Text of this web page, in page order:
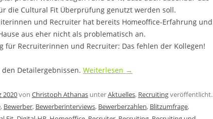
die Cultural Fit Überprüfung genutzt werden soll.
und Recruiter hat bereits Homeoffice-Erfahrung und
aus eher nicht als problematisch an.
für Recruiterinnen und Recruiter: Das fehlen der Kollegen!
Detailergebnissen. Weiterlesen →
2020von Christoph Athanas unterAktuelles, Recruitingveröffentlicht.
, Bewerber, Bewerberinterviews, Bewerberzahlen, Blitzumfrage,